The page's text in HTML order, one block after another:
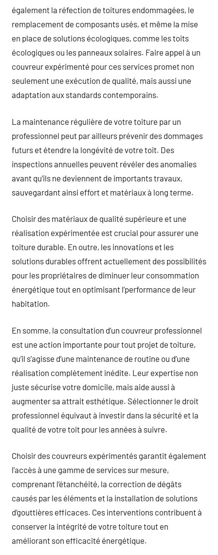
également la réfection de toitures endommagées, le
remplacement de composants usés, et même la mise
en place de solutions écologiques, comme les toits
écologiques ou les panneaux solaires. Faire appel à un
couvreur expérimenté pour ces services promet non
seulement une exécution de qualité, mais aussi une
adaptation aux standards contemporains.
La maintenance régulière de votre toiture par un
professionnel peut par ailleurs prévenir des dommages
futurs et étendre la longévité de votre toit. Des
inspections annuelles peuvent révéler des anomalies
avant qu’ils ne deviennent de importants travaux,
sauvegardant ainsi effort et matériaux à long terme.
Choisir des matériaux de qualité supérieure et une
réalisation expérimentée est crucial pour assurer une
toiture durable. En outre, les innovations et les
solutions durables offrent actuellement des possibilités
pour les propriétaires de diminuer leur consommation
énergétique tout en optimisant l’performance de leur
habitation.
En somme, la consultation d’un couvreur professionnel
est une action importante pour tout projet de toiture,
qu’il s’agisse d’une maintenance de routine ou d’une
réalisation complètement inédite. Leur expertise non
juste sécurise votre domicile, mais aide aussi à
augmenter sa attrait esthétique. Sélectionner le droit
professionnel équivaut à investir dans la sécurité et la
qualité de votre toit pour les années à suivre.
Choisir des couvreurs expérimentés garantit également
l’accès à une gamme de services sur mesure,
comprenant l’étanchéité, la correction de dégâts
causés par les éléments et la installation de solutions
d’gouttières efficaces. Ces interventions contribuent à
conserver la intégrité de votre toiture tout en
améliorant son efficacité énergétique.